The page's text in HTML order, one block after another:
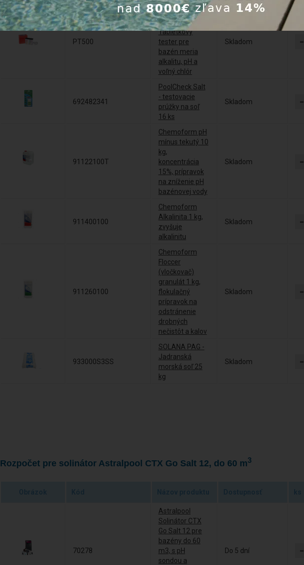
PT500
Pool Tester
PT500 -
Tabletkový
tester pre
bazén meria
alkalitu, pH a
voľný chlór
Skladom -
692482341
PoolCheck Salt
- testovacie
prúžky na soľ
16 ks
Skladom -
91122100T
Chemoform pH
mínus tekutý 10
kg,
koncentrácia
15%, prípravok
na zníženie pH
bazénovej vody
Skladom -
911400100
Chemoform
Alkalinita 1 kg,
zvyšuje
alkalinitu
Skladom -
911260100
Chemoform
Floccer
(vločkovač)
granulát 1 kg,
flokulačný
prípravok na
odstránenie
drobných
nečistôt a kalov
Skladom -
933000S3SS
SOLANA PAG -
Jadranská
morská soľ 25
kg
Skladom -
Rozpočet pre solinátor Astralpool CTX Go Salt 12, do 60 m3
70278
Astralpool
Solinátor CTX
Go Salt 12 pre
bazény do 60
m3, s pH
sondou a
Do 5 dní -